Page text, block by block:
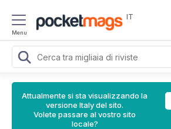
Menu
IT
Attualmente si sta visualizzando la
versione Italy del sito.
Volete passare al vostro sito
locale?